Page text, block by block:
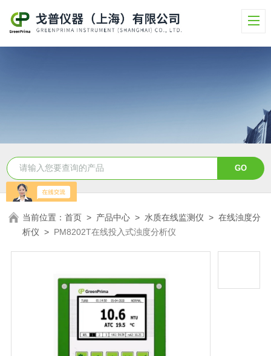
当前位置：首页 > 产品中心 > 水质在线监测仪 >在线浊度分
析仪 > PM8202T在线投入式浊度分析仪